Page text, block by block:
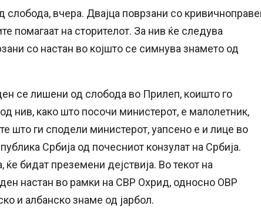
вчера. Двајца поврзани со
помагаат на сторителот. За нив ќе следува
со настан во којшто се симнува знамето од
се лишени од слобода во Прилеп, коишто го
нив, како што посочи министерот, е малолетник,
што ги сподели министерот, уапсено е и лице во
Србија од почесниот конзулат на Србија.
ќе бидат преземени дејствија. Во текот на
настан во рамки на СВР Охрид, односно ОВР
и албанско знаме од јарбол.